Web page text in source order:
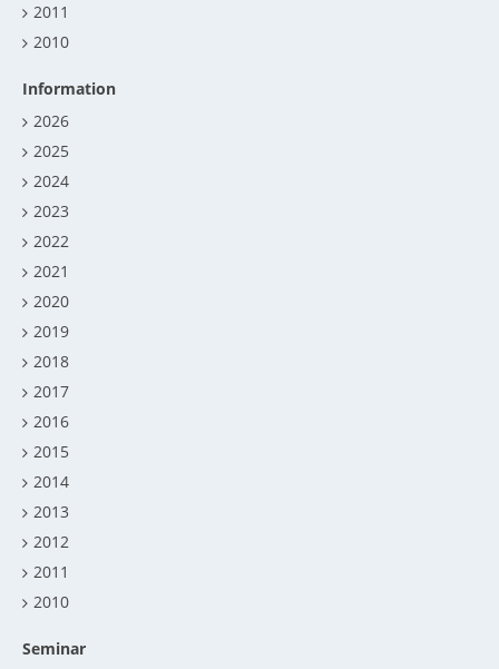
2011
2010
Information
2026
2025
2024
2023
2022
2021
2020
2019
2018
2017
2016
2015
2014
2013
2012
2011
2010
Seminar